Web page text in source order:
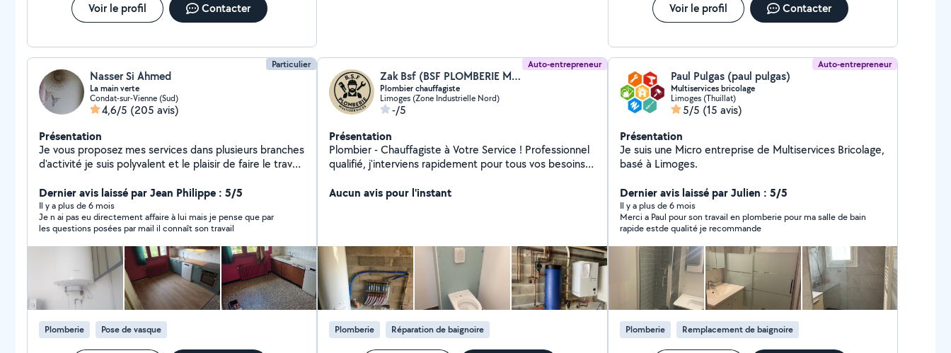
Voir le profil Contacter Voir le profil Contacter
Particulier
Nasser Si Ahmed
La main verte
Condat-sur-Vienne (Sud)
4,6/5 (205 avis)
Présentation
Je vous proposez mes services dans plusieurs branches
d'activité je suis polyvalent et le plaisir de faire le travail.
et montage des meubles. - livraison après achat au
près des magasins ou particuliers Jardinage tondre
pelouse taille de haie et arbustes . - Bricolage montage
des kit meubles et installation cuisine équipée etc...
Dernier avis laissé par Jean Philippe : 5/5
Il y a plus de 6 mois
Je n ai pas eu directement affaire à lui mais je pense que par
les questions posées par mail il connaît son travail
Plomberie Pose de vasque
Auto-entrepreneur
Zak Bsf (BSF PLOMBERIE MULTISERVICES)
Plombier chauffagiste
Limoges (Zone Industrielle Nord)
-/5
Présentation
Plombier - Chauffagiste à Votre Service ! Professionnel
qualifié, j'interviens rapidement pour tous vos besoins
Réparation de fuites d'eau Installation de sanitaires
personnalisés pour économies d'énergie Intervention
rapide dans Limoges et alentours Disponible 7j/7 -
Devis gratuit ️ Travail soigné & garantie professionnelle
Contactez-moi dès maintenant : [07-66-89-98-83]
Aucun avis pour l'instant
Plomberie Réparation de baignoire
Auto-entrepreneur
Paul Pulgas (paul pulgas)
Multiservices bricolage
Limoges (Thuillat)
5/5 (15 avis)
Présentation
Je suis une Micro entreprise de Multiservices Bricolage,
basé à Limoges.
Dernier avis laissé par Julien : 5/5
Il y a plus de 6 mois
Merci a Paul pour son travail en plomberie pour ma salle de bain
rapide estde qualité je recommande
Plomberie Remplacement de baignoire